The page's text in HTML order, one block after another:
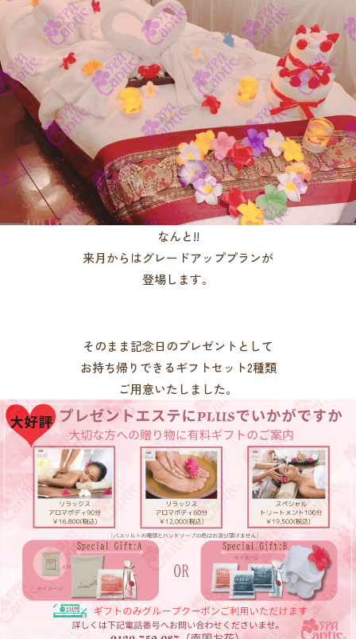
なんと!!
来月からはグレードアッププランが
登場します。
そのまま記念日のプレゼントとして
お持ち帰りできるギフトセット2種類
ご用意いたしました。